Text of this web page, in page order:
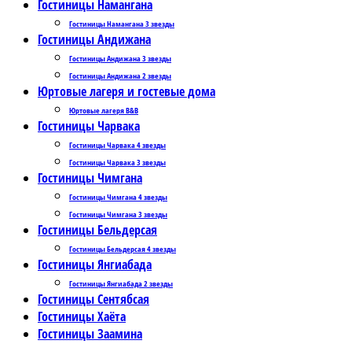
Гостиницы Намангана
Гостиницы Намангана 3 звезды
Гостиницы Андижана
Гостиницы Андижана 3 звезды
Гостиницы Андижана 2 звезды
Юртовые лагеря и гостевые дома
Юртовые лагеря B&B
Гостиницы Чарвака
Гостиницы Чарвака 4 звезды
Гостиницы Чарвака 3 звезды
Гостиницы Чимгана
Гостиницы Чимгана 4 звезды
Гостиницы Чимгана 3 звезды
Гостиницы Бельдерсая
Гостиницы Бельдерсая 4 звезды
Гостиницы Янгиабада
Гостиницы Янгиабада 2 звезды
Гостиницы Сентябсая
Гостиницы Хаёта
Гостиницы Заамина